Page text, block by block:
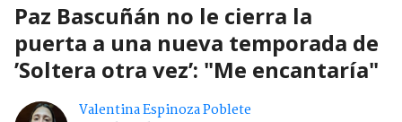
Paz Bascuñán no le cierra la
puerta a una nueva temporada de
’Soltera otra vez’: "Me encantaría"
Valentina Espinoza Poblete